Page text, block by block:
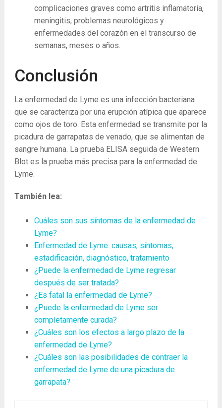
complicaciones graves como artritis inflamatoria,
meningitis, problemas neurológicos y
enfermedades del corazón en el transcurso de
semanas, meses o años.
Conclusión
La enfermedad de Lyme es una infección bacteriana
que se caracteriza por una erupción atípica que aparece
como ojos de toro. Esta enfermedad se transmite por la
picadura de garrapatas de venado, que se alimentan de
sangre humana. La prueba ELISA seguida de Western
Blot es la prueba más precisa para la enfermedad de
Lyme.
También lea:
Cuáles son sus síntomas de la enfermedad de
Lyme?
Enfermedad de Lyme: causas, síntomas,
estadificación, diagnóstico, tratamiento
¿Puede la enfermedad de Lyme regresar
después de ser tratada?
¿Es fatal la enfermedad de Lyme?
¿Puede la enfermedad de Lyme ser
completamente curada?
¿Cuáles son los efectos a largo plazo de la
enfermedad de Lyme?
¿Cuáles son las posibilidades de contraer la
enfermedad de Lyme de una picadura de
garrapata?